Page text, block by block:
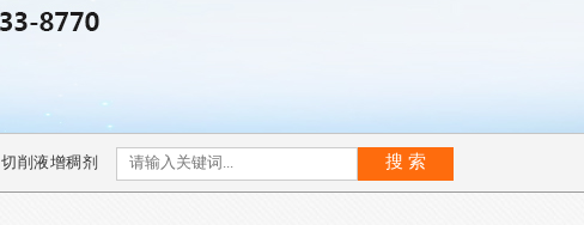
切削液增稠剂